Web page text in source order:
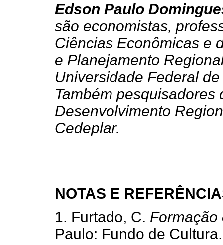
Edson Paulo
são economistas,
Ciências Econômicas e
e Planejamento
Universidade Federal
Também pesquisadores
Desenvolvimento
Cedeplar.
NOTAS E
1. Furtado, C. Formação
Paulo: Fundo de